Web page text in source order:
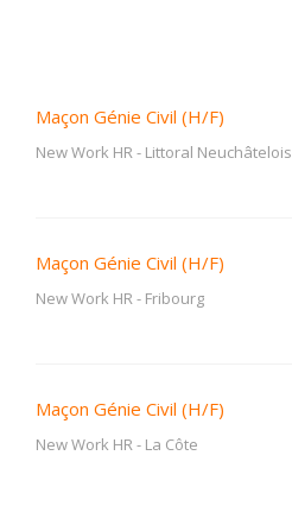
Maçon Génie Civil (H/F)
New Work HR- Littoral Neuchâtelois
Maçon Génie Civil (H/F)
New Work HR- Fribourg
Maçon Génie Civil (H/F)
New Work HR- La Côte